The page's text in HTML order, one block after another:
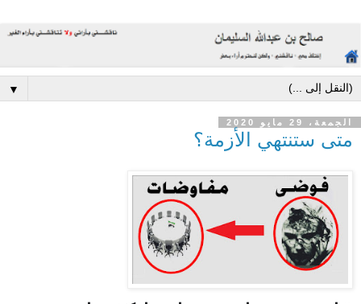
▼
الجمعة، 29 مايو 2020
متى ستنتهي الأزمة؟